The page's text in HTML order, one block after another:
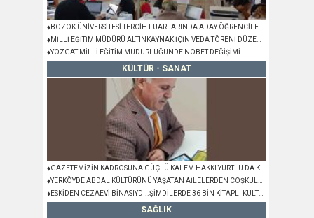
♦YOZGAT MİLLİ EĞİTİM MÜDÜRLÜĞÜNDE NÖBET DEĞİŞİMİ
KÜLTÜR - SANAT
♦ESKİDEN CEZAEVİ BİNASIYDI..ŞİMDİLERDE 36 BİN KİTAPLI KÜLTÜR HAZİNESİ
SAĞLIK